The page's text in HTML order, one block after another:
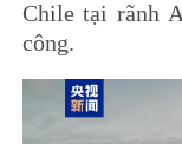
Chile tại rãnh
công.